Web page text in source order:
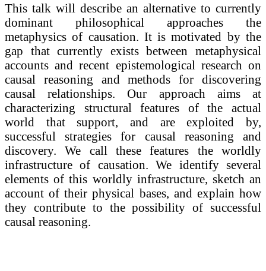
This talk will describe an alternative to currently
dominant philosophical approaches the
metaphysics of causation. It is motivated by the
gap that currently exists between metaphysical
accounts and recent epistemological research on
causal reasoning and methods for discovering
causal relationships. Our approach aims at
characterizing structural features of the actual
world that support, and are exploited by,
successful strategies for causal reasoning and
discovery. We call these features the worldly
infrastructure of causation. We identify several
elements of this worldly infrastructure, sketch an
account of their physical bases, and explain how
they contribute to the possibility of successful
causal reasoning.